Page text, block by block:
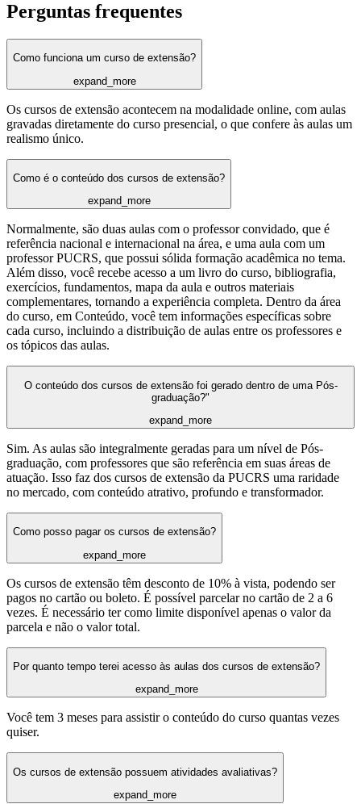
Perguntas frequentes
Como funciona um curso de extensão?
expand_more
Os cursos de extensão acontecem na modalidade online, com aulas
gravadas diretamente do curso presencial, o que confere às aulas um
realismo único.
Como é o conteúdo dos cursos de extensão?
expand_more
Normalmente, são duas aulas com o professor convidado, que é
referência nacional e internacional na área, e uma aula com um
professor PUCRS, que possui sólida formação acadêmica no tema.
Além disso, você recebe acesso a um livro do curso, bibliografia,
exercícios, fundamentos, mapa da aula e outros materiais
complementares, tornando a experiência completa. Dentro da área
do curso, em Conteúdo, você tem informações específicas sobre
cada curso, incluindo a distribuição de aulas entre os professores e
os tópicos das aulas.
O conteúdo dos cursos de extensão foi gerado dentro de uma Pós-
graduação?"
expand_more
Sim. As aulas são integralmente geradas para um nível de Pós-
graduação, com professores que são referência em suas áreas de
atuação. Isso faz dos cursos de extensão da PUCRS uma raridade
no mercado, com conteúdo atrativo, profundo e transformador.
Como posso pagar os cursos de extensão?
expand_more
Os cursos de extensão têm desconto de 10% à vista, podendo ser
pagos no cartão ou boleto. É possível parcelar no cartão de 2 a 6
vezes. É necessário ter como limite disponível apenas o valor da
parcela e não o valor total.
Por quanto tempo terei acesso às aulas dos cursos de extensão?
expand_more
Você tem 3 meses para assistir o conteúdo do curso quantas vezes
quiser.
Os cursos de extensão possuem atividades avaliativas?
expand_more